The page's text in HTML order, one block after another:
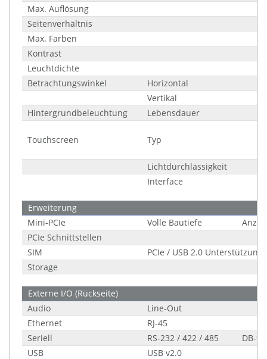
Max. Auflösung
Seitenverhältnis
Max. Farben
Kontrast
Leuchtdichte
Betrachtungswinkel
Horizontal
Vertikal
Hintergrundbeleuchtung
Lebensdauer
Touchscreen Typ
Lichtdurchlässigkeit
Interface
Erweiterung
Mini-PCIe
Volle Bautiefe
PCIe Schnittstellen
SIM
PCIe / USB 2.0 Unterstützung
Storage
Externe I/O (Rückseite)
Audio
Line-Out
Ethernet
RJ-45
Seriell
RS-232 / 422 / 485
DB-9
USB
USB v2.0